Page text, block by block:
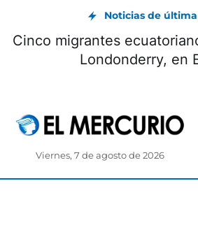
Noticias de
Cinco migrantes
Londonderry, en
Viernes, 7 de agosto de 2026